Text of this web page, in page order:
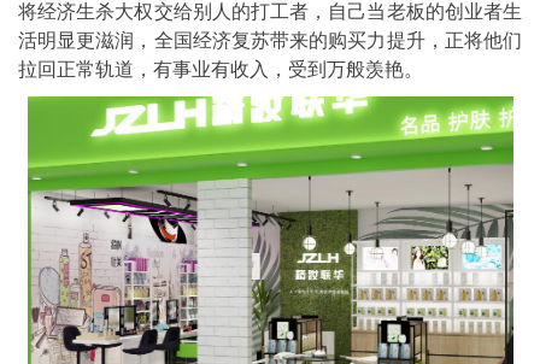
将经济生杀大权交给别人的打工者，自己当老板的创业者生
活明显更滋润，全国经济复苏带来的购买力提升，正将他们
拉回正常轨道，有事业有收入，受到万般羡艳。